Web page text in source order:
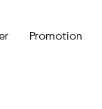
Promotion